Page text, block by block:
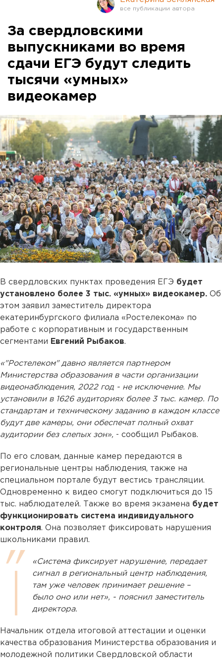
За свердловскими
выпускниками во время
сдачи ЕГЭ будут следить
тысячи «умных»
видеокамер
В свердловских пунктах проведения ЕГЭ будет
установлено более 3 тыс. «умных» видеокамер. Об
этом заявил заместитель директора
екатеринбургского филиала «Ростелекома» по
работе с корпоративным и государственным
сегментами Евгений Рыбаков.
«"Ростелеком" давно является партнером
Министерства образования в части организации
видеонаблюдения, 2022 год - не исключение. Мы
установили в 1626 аудиториях более 3 тыс. камер. По
стандартам и техническому заданию в каждом классе
будут две камеры, они обеспечат полный охват
аудитории без слепых зон», - сообщил Рыбаков.
По его словам, данные камер передаются в
региональные центры наблюдения, также на
специальном портале будут вестись трансляции.
Одновременно к видео смогут подключиться до 15
тыс. наблюдателей. Также во время экзамена будет
функционировать система индивидуального
контроля. Она позволяет фиксировать нарушения
школьниками правил.
«Система фиксирует нарушение, передает
сигнал в региональный центр наблюдения,
там уже человек принимает решение –
было оно или нет», - пояснил заместитель
директора.
Начальник отдела итоговой аттестации и оценки
качества образования Министерства образования и
молодежной политики Свердловской области